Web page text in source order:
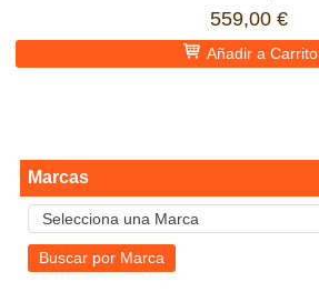
Marcas
559,00 €
Añadir a Carrito